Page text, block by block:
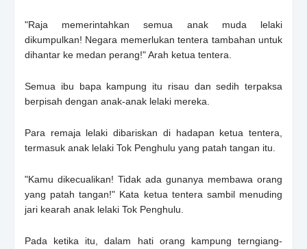
"Raja memerintahkan semua anak muda lelaki
dikumpulkan! Negara memerlukan tentera tambahan untuk
dihantar ke medan perang!" Arah ketua tentera.
Semua ibu bapa kampung itu risau dan sedih terpaksa
berpisah dengan anak-anak lelaki mereka.
Para remaja lelaki dibariskan di hadapan ketua tentera,
termasuk anak lelaki Tok Penghulu yang patah tangan itu.
"Kamu dikecualikan! Tidak ada gunanya membawa orang
yang patah tangan!" Kata ketua tentera sambil menuding
jari kearah anak lelaki Tok Penghulu.
Pada ketika itu, dalam hati orang kampung terngiang-